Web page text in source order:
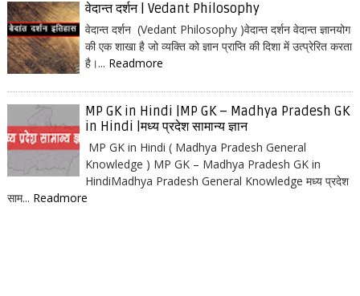
वेदान्त दर्शन | Vedant Philosophy
वेदान्त दर्शन (Vedant Philosophy )वेदान्त दर्शन वेदान्त ज्ञानयोग
की एक शाखा है जो व्यक्ति को ज्ञान प्राप्ति की दिशा में उत्प्रेरित करता
है।... Readmore
MP GK in Hindi |MP GK – Madhya Pradesh GK
in Hindi |मध्य प्रदेश सामान्य ज्ञान
MP GK in Hindi ( Madhya Pradesh General
Knowledge ) MP GK – Madhya Pradesh GK in
HindiMadhya Pradesh General Knowledge मध्य प्रदेश
साम... Readmore